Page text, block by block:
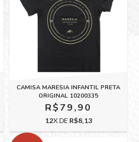
CAMISA MARESIA INFANTIL PRETA
ORIGINAL 10200335
R$79,90
12X DE R$8,13